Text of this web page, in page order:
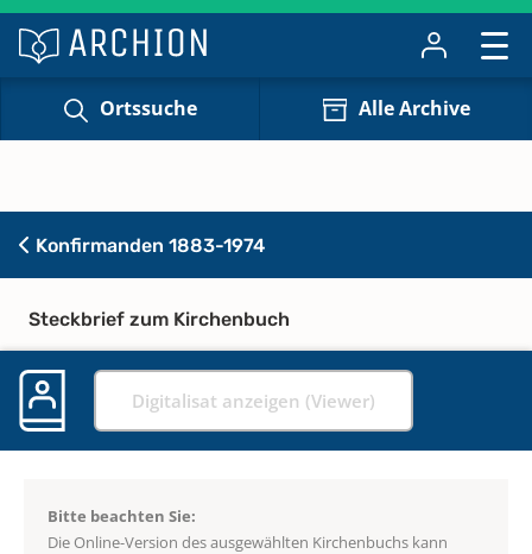
Ortssuche Alle Archive
Konfirmanden 1883-1974
Steckbrief zum Kirchenbuch
Digitalisat anzeigen (Viewer)
Bitte beachten Sie:
Die Online-Version des ausgewählten Kirchenbuchs kann